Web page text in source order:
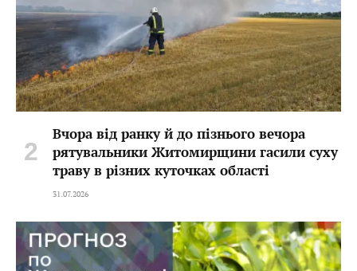
Вчора від ранку й до пізнього вечора
рятувальники Житомирщини гасили суху
траву в різних куточках області
31.07.2026